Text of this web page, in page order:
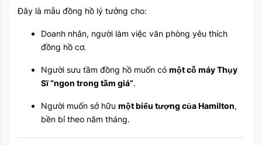
Đây là mẫu đồng hồ lý tưởng cho:
Doanh nhân, người làm việc văn phòng yêu thích
đồng hồ cơ.
Người sưu tầm đồng hồ muốn có một cỗ máy Thụy
Sĩ “ngon trong tầm giá”.
Người muốn sở hữu một biểu tượng của Hamilton,
bền bỉ theo năm tháng.